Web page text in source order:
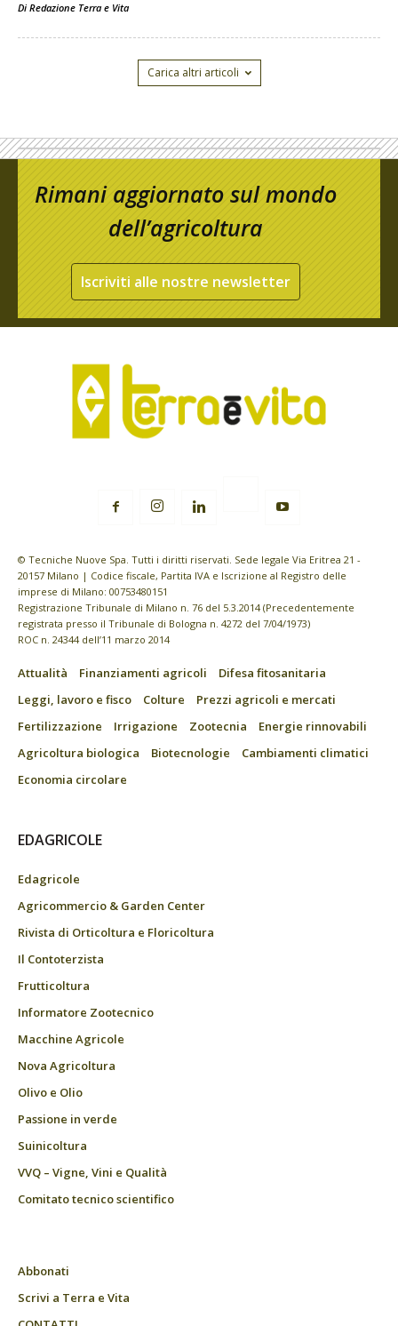
Di Redazione Terra e Vita
Carica altri articoli
Rimani aggiornato sul mondo
dell’agricoltura
Iscriviti alle nostre newsletter
© Tecniche Nuove Spa. Tutti i diritti riservati. Sede legale Via Eritrea 21 -
20157 Milano | Codice fiscale, Partita IVA e Iscrizione al Registro delle
imprese di Milano: 00753480151
Registrazione Tribunale di Milano n. 76 del 5.3.2014 (Precedentemente
registrata presso il Tribunale di Bologna n. 4272 del 7/04/1973)
ROC n. 24344 dell’11 marzo 2014
Attualità Finanziamenti agricoli
Difesa fitosanitaria
Leggi, lavoro e fisco
Colture
Prezzi agricoli e mercati
Fertilizzazione
Irrigazione Zootecnia
Energie rinnovabili
Agricoltura biologica
Biotecnologie
Cambiamenti climatici
Economia circolare
EDAGRICOLE
Edagricole
Agricommercio & Garden Center
Rivista di Orticoltura e Floricoltura
Il Contoterzista
Frutticoltura
Informatore Zootecnico
Macchine Agricole
Nova Agricoltura
Olivo e Olio
Passione in verde
Suinicoltura
VVQ – Vigne, Vini e Qualità
Comitato tecnico scientifico
Abbonati
Scrivi a Terra e Vita